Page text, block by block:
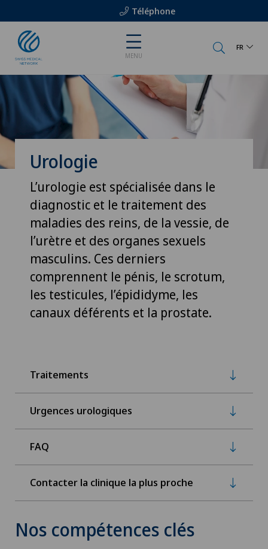
Téléphone
MENU
FR
Urologie
L’urologie est spécialisée dans le
diagnostic et le traitement des
maladies des reins, de la vessie, de
l’urètre et des organes sexuels
masculins. Ces derniers
comprennent le pénis, le scrotum,
les testicules, l’épididyme, les
canaux déférents et la prostate.
Traitements
Urgences urologiques
FAQ
Contacter la clinique la plus proche
Nos compétences clés